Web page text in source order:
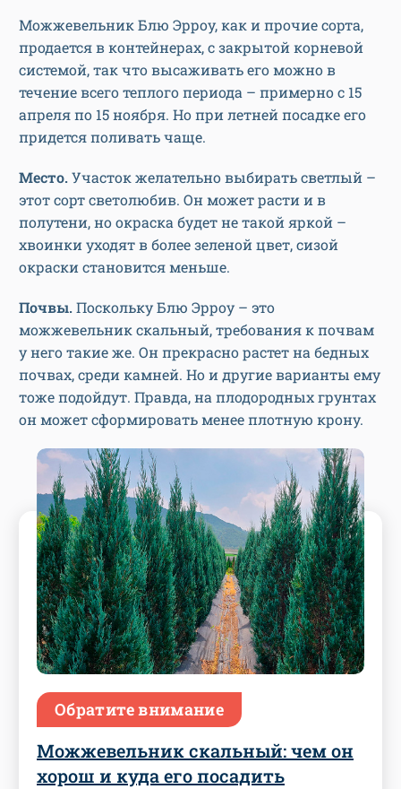
Можжевельник Блю Эрроу, как и прочие сорта,
продается в контейнерах, с закрытой корневой
системой, так что высаживать его можно в
течение всего теплого периода – примерно с 15
апреля по 15 ноября. Но при летней посадке его
придется поливать чаще.
Место.Участок желательно выбирать светлый –
этот сорт светолюбив. Он может расти и в
полутени, но окраска будет не такой яркой –
хвоинки уходят в более зеленой цвет, сизой
окраски становится меньше.
Почвы.Поскольку Блю Эрроу – это
можжевельник скальный, требования к почвам
у него такие же. Он прекрасно растет на бедных
почвах, среди камней. Но и другие варианты ему
тоже подойдут. Правда, на плодородных грунтах
он может сформировать менее плотную крону.
Обратите внимание
Можжевельник скальный: чем он
хорош и куда его посадить